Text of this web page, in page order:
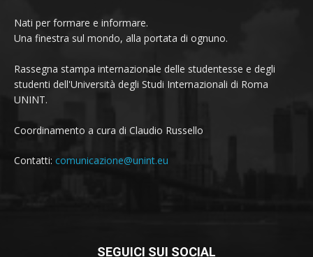
Nati per formare e informare.
Una finestra sul mondo, alla portata di ognuno.
Rassegna stampa internazionale delle studentesse e degli
studenti dell'Università degli Studi Internazionali di Roma
UNINT.
Coordinamento a cura di Claudio Russello
Contatti: comunicazione@unint.eu
SEGUICI SUI SOCIAL